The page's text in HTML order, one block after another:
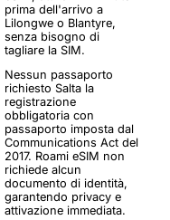
prima dell'arrivo a
Lilongwe o Blantyre,
senza bisogno di
tagliare la SIM.
Nessun passaporto
richiesto Salta la
registrazione
obbligatoria con
passaporto imposta dal
Communications Act del
2017. Roami eSIM non
richiede alcun
documento di identità,
garantendo privacy e
attivazione immediata.